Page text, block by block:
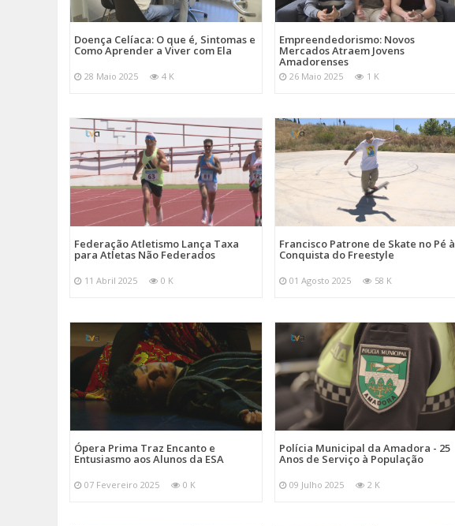
Doença Celíaca: O que é, Sintomas e
Como Aprender a Viver com Ela
28 Maio 2025 4 K
Empreendedorismo: Novos
Mercados Atraem Jovens
Amadorenses
26 Maio 2025 1 K
Federação Atletismo Lança Taxa
para Atletas Não Federados
11 Abril 2025 0 K
Francisco Patrone de Skate no Pé à
Conquista do Freestyle
01 Agosto 2025 58 K
Ópera Prima Traz Encanto e
Entusiasmo aos Alunos da ESA
07 Fevereiro 2025 0 K
Polícia Municipal da Amadora - 25
Anos de Serviço à População
09 Julho 2025 2 K